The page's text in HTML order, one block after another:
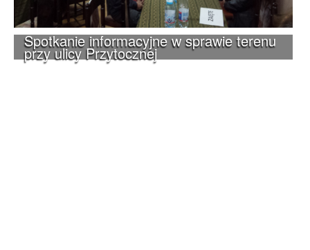
Spotkanie informacyjne w sprawie terenu
przy ulicy Przytocznej